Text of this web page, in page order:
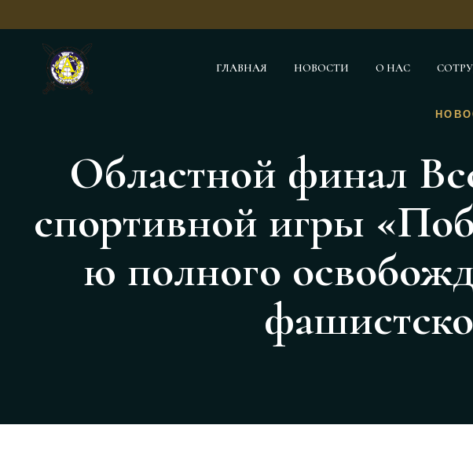
ГЛАВНАЯ НОВОСТИ О НАС
Областной финал
спортивной игры
ю полного